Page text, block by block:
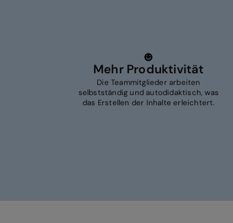
Mehr Produktivität
Die Teammitglieder arbeiten
selbstständig und autodidaktisch, was
das Erstellen der Inhalte erleichtert.